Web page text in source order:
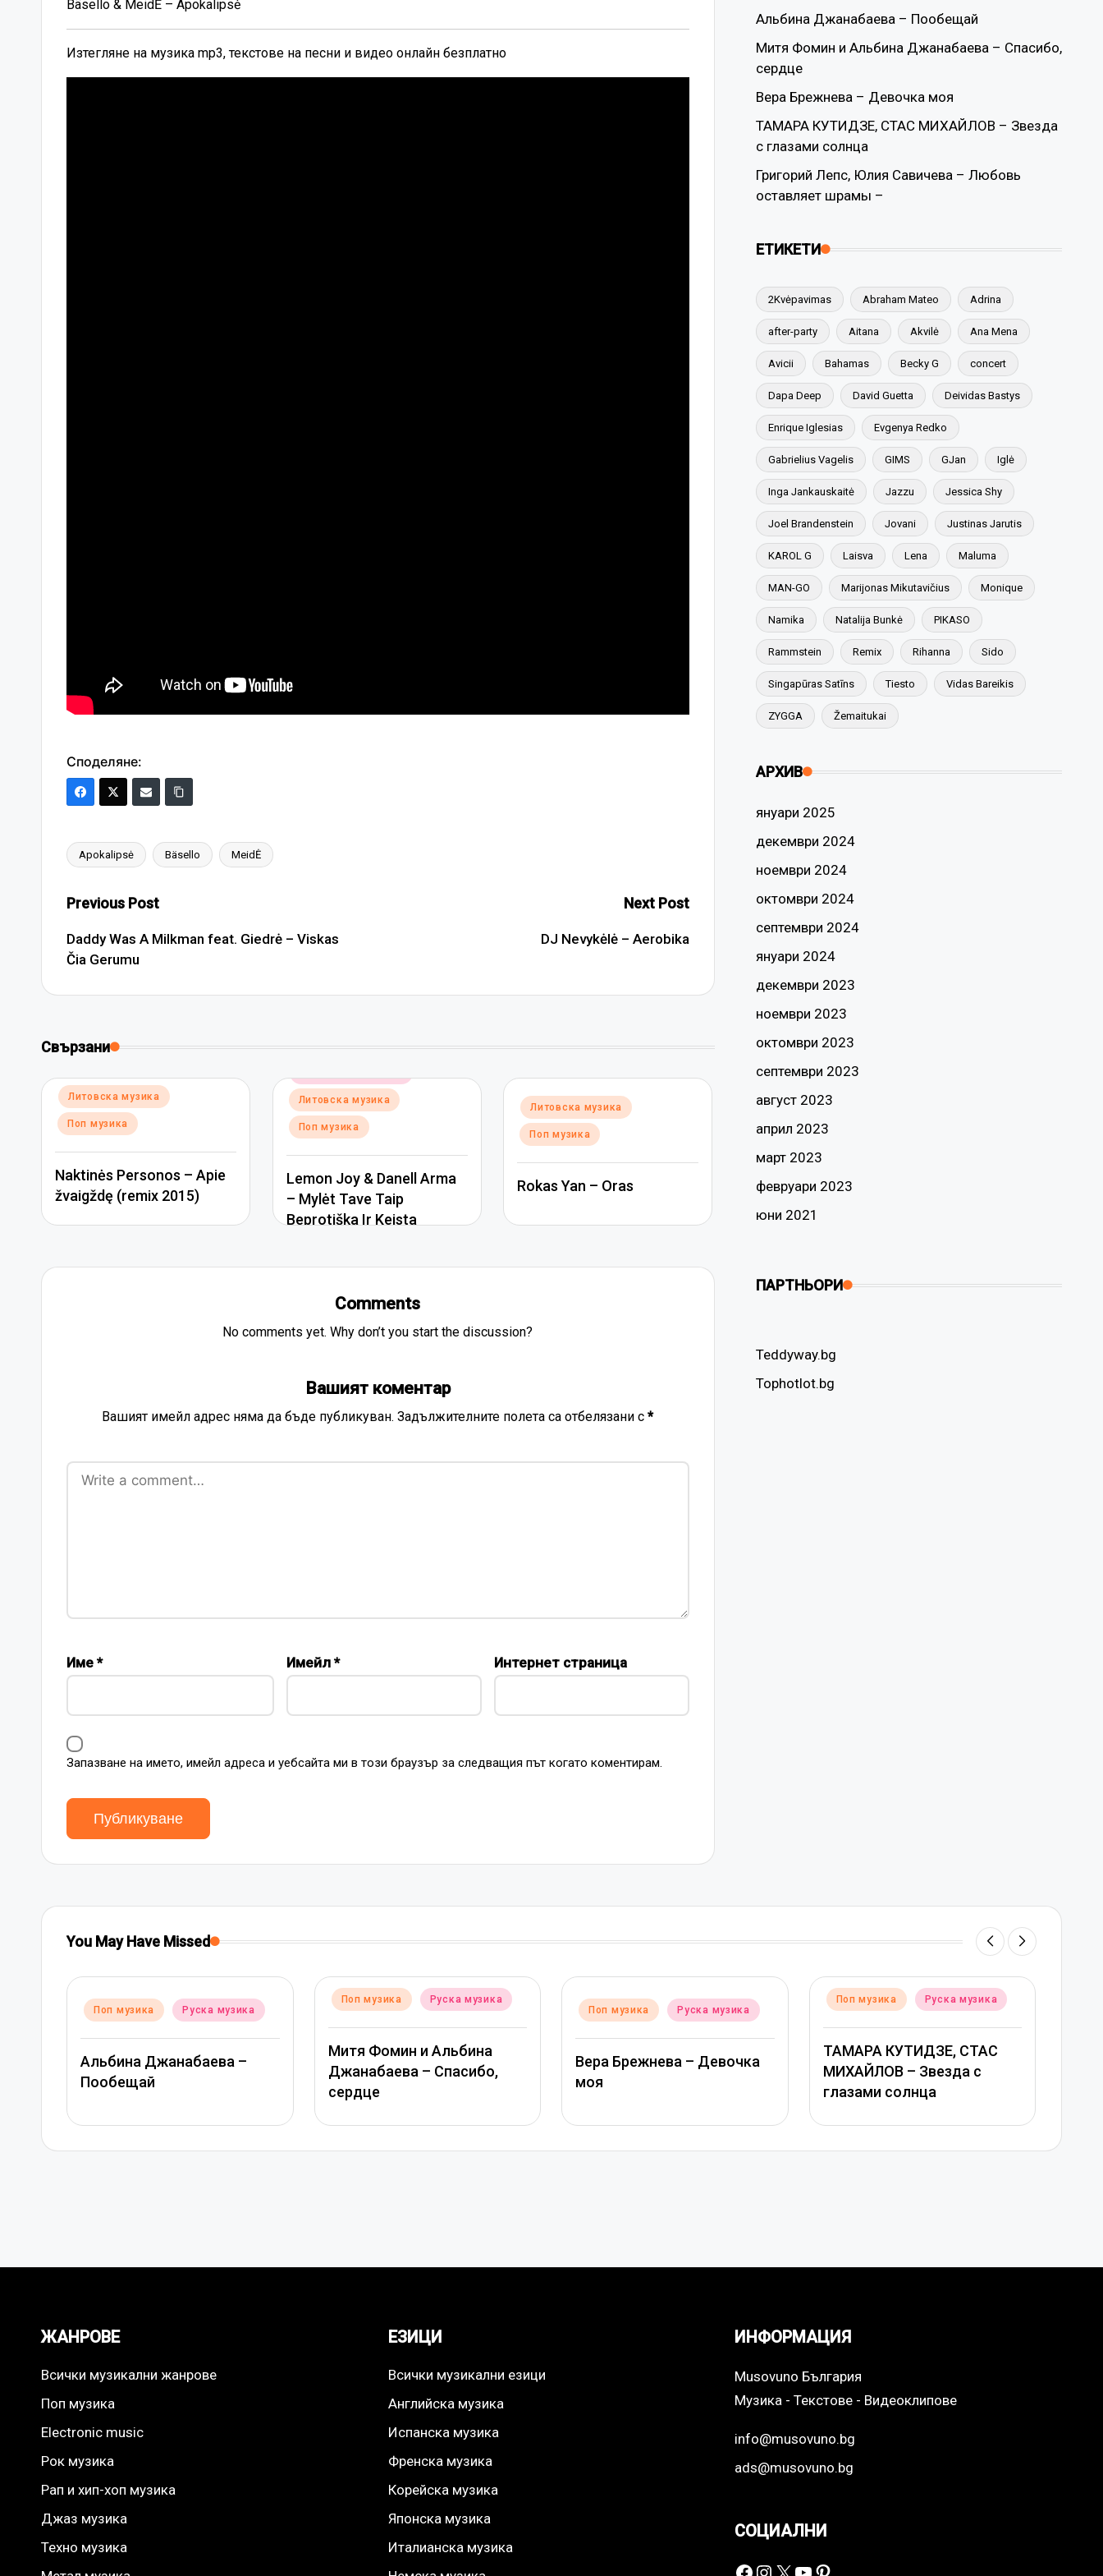
Bäsello & MeidĖ – Apokalipsė
Изтегляне на музика mp3, текстове на песни и видео онлайн безплатно
Споделяне:
Tags:
Apokalipsė Bäsello MeidĖ
Post
navigation
Previous Post
Daddy Was A Milkman feat. Giedrė – Viskas
Čia Gerumu
Next Post
DJ Nevykėlė – Aerobika
Свързани
Posted
in
Литовска музика
Поп музика
Naktinės Personos – Apie
žvaigždę (remix 2015)
in
Литовска музика
Поп музика
Lemon Joy & Danell Arma
– Mylėt Tave Taip
Beprotiška Ir Keista
Posted
in
Литовска музика
Поп музика
Rokas Yan – Oras
Comments
No comments yet. Why don’t you start the discussion?
Вашият коментар
Вашият имейл адрес няма да бъде публикуван. Задължителните полета са отбелязани с*
Име * Имейл * Интернет страница
Запазване на името, имейл адреса и уебсайта ми в този браузър за следващия път когато коментирам.
Альбина Джанабаева – Пообещай
Митя Фомин и Альбина Джанабаева – Спасибо,
сердце
Вера Брежнева – Девочка моя
ТАМАРА КУТИДЗЕ, СТАС МИХАЙЛОВ – Звезда
с глазами солнца
Григорий Лепс, Юлия Савичева – Любовь
оставляет шрамы –
ЕТИКЕТИ
2Kvėpavimas Abraham Mateo Adrina
after-party Aitana Akvilė Ana Mena
Avicii Bahamas Becky G concert
Dapa Deep David Guetta Deividas Bastys
Enrique Iglesias Evgenya Redko
Gabrielius Vagelis GIMS GJan Iglė
Inga Jankauskaitė Jazzu Jessica Shy
Joel Brandenstein Jovani Justinas Jarutis
KAROL G Laisva Lena Maluma
MAN-GO Marijonas Mikutavičius Monique
Namika Natalija Bunkė PIKASO
Rammstein Remix Rihanna Sido
Singapūras Satīns Tiesto Vidas Bareikis
ZYGGA Žemaitukai
АРХИВ
януари 2025
декември 2024
ноември 2024
октомври 2024
септември 2024
януари 2024
декември 2023
ноември 2023
октомври 2023
септември 2023
август 2023
април 2023
март 2023
февруари 2023
юни 2021
ПАРТНЬОРИ
Teddyway.bg
Tophotlot.bg
You May Have Missed
Руска музика
Джанабаева –
Posted
in
Поп музика Руска музика
Митя Фомин и Альбина
Джанабаева – Спасибо,
Posted
in
Поп музика Руска музика
Вера Брежнева – Девочка
моя
Posted
in
Поп музика Руска музика
ТАМАРА КУТИДЗЕ, СТАС
МИХАЙЛОВ – Звезда с
Posted
Поп музика
Григорий Лепс, Юлия
Савичева – Любовь
ЖАНРОВЕ
Всички музикални жанрове
Поп музика
Electronic music
Рок музика
Рап и хип-хоп музика
Джаз музика
Техно музика
ЕЗИЦИ
Всички музикални езици
Английска музика
Испанска музика
Френска музика
Корейска музика
Японска музика
Италианска музика
ИНФОРМАЦИЯ
Musovuno България
Музика - Текстове - Видеоклипове
info@musovuno.bg
ads@musovuno.bg
СОЦИАЛНИ